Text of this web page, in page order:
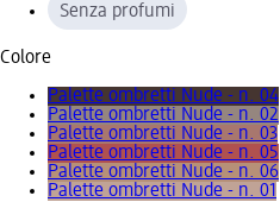
Senza profumi
Colore
Palette ombretti Nude - n. 04
Palette ombretti Nude - n. 02
Palette ombretti Nude - n. 03
Palette ombretti Nude - n. 05
Palette ombretti Nude - n. 06
Palette ombretti Nude - n. 01